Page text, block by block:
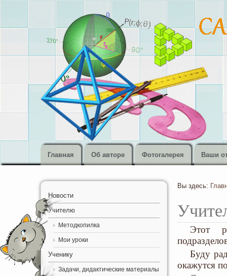
Главная Об авторе Фотогалерея Ваши
Новости
Учителю
Методкопилка
Мои уроки
Ученику
Задачи, дидактические материалы
Вы здесь:
Этот
Буду
окажутся